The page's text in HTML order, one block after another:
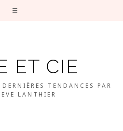
ET CIE
TENDANCES PAR
LANTHIER